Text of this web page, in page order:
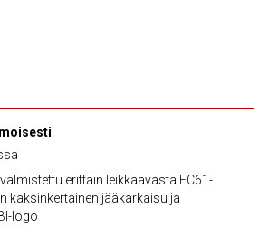
erittäin leikkaavasta FC61-
kaksinkertainen jääkarkaisu ja
logo